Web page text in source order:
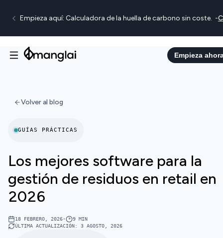
Empieza aquí: Calculadora de la huella de carbono sin coste. -
Empieza
Volver al blog
GUÍAS PRÁCTICAS
Los mejores software para la
gestión de residuos en retail en
2026
18 FEBRERO, 2026• 9 MIN
ÚLTIMA ACTUALIZACIÓN: 3 AGOSTO, 2026